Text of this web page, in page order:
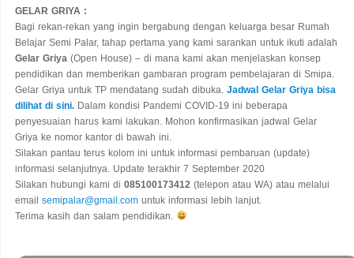
GELAR GRIYA :
Bagi rekan-rekan yang ingin bergabung dengan keluarga besar Rumah
Belajar Semi Palar, tahap pertama yang kami sarankan untuk ikuti adalah
Gelar Griya (Open House) – di mana kami akan menjelaskan konsep
pendidikan dan memberikan gambaran program pembelajaran di Smipa.
Gelar Griya untuk TP mendatang sudah dibuka. Jadwal Gelar Griya bisa
dilihat di sini. Dalam kondisi Pandemi COVID-19 ini beberapa
penyesuaian harus kami lakukan. Mohon konfirmasikan jadwal Gelar
Griya ke nomor kantor di bawah ini.
Silakan pantau terus kolom ini untuk informasi pembaruan (update)
informasi selanjutnya. Update terakhir 7 September 2020
Silakan hubungi kami di 085100173412 (telepon atau WA) atau melalui
email semipalar@gmail.com untuk informasi lebih lanjut.
Terima kasih dan salam pendidikan.